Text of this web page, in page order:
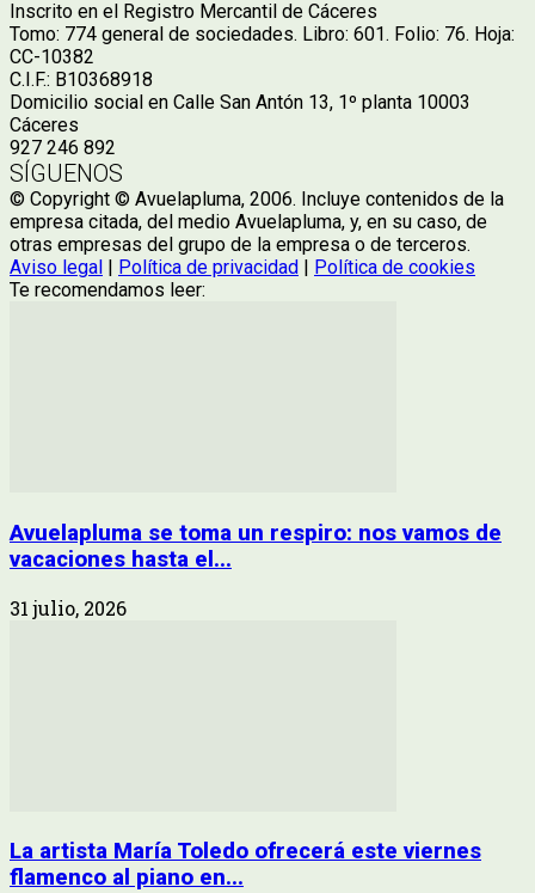
Inscrito en el Registro Mercantil de Cáceres
Tomo: 774 general de sociedades. Libro: 601. Folio: 76. Hoja:
CC-10382
C.I.F.: B10368918
Domicilio social en Calle San Antón 13, 1º planta 10003
Cáceres
927 246 892
SÍGUENOS
© Copyright © Avuelapluma, 2006. Incluye contenidos de la
empresa citada, del medio Avuelapluma, y, en su caso, de
otras empresas del grupo de la empresa o de terceros.
Aviso legal
Política de privacidad
Política de cookies
Te recomendamos leer:
Avuelapluma se toma un respiro: nos vamos de
vacaciones hasta el...
31 julio, 2026
La artista María Toledo ofrecerá este viernes
flamenco al piano en...